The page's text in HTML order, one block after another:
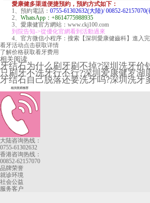
愛康健多渠道便捷預約，預約方式如下：
1、預約電話： 0755-61302632(大陸)/ 00852-
2、 WhatsApp：+8614775988935
3、愛康健官方網站：www.ckj100.com
到院告知->從優化官網看到活動過來
4、官方微信小程序：搜索【深圳愛康健齒科】進入
看牙活动点击获取详情
了解价格获取看牙费用
相关阅读
牙结石为什么刷牙刷不掉?深圳洗牙价
只刷牙不洗牙行不行?深圳爱康健罗湖
牙结石自己脱落还要洗牙吗?深圳洗牙
相关医师推荐
大陆咨询热线：
0755-61302632
香港咨询热线：
00852-62157070
品牌荣誉
就诊环境
社会公益
服务客户